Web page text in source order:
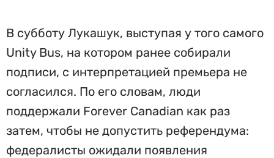
В субботу Лукашук, выступая у того самого
Unity Bus, на котором ранее собирали
подписи, с интерпретацией премьера не
согласился. По его словам, люди
поддержали Forever Canadian как раз
затем, чтобы не допустить референдума:
федералисты ожидали появления